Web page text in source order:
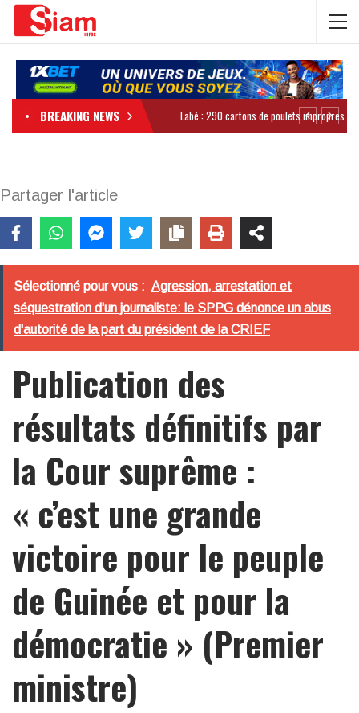
BREAKING NEWS
Partager l'article
Sélectionné pour vous : Agression, arrestation et
séquestration d'un journaliste: le SPPG dénonce un abus
d'autorité de la part du président de la CRIEF
Publication des
résultats définitifs par
la Cour suprême :
« c’est une grande
victoire pour le peuple
de Guinée et pour la
démocratie » (Premier
ministre)